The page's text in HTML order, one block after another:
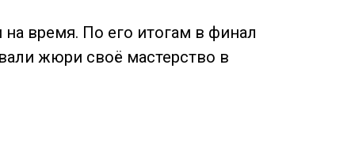
время. По его итогам в финал
жюри своё мастерство в